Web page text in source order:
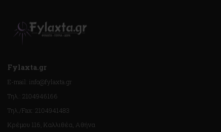
Fylaxta.gr
E-mail: info@fylaxta.gr
Τηλ.: 2104946166
Τηλ./Fax: 2104941483
Κρέμου 116, Καλλιθέα, Αθήνα